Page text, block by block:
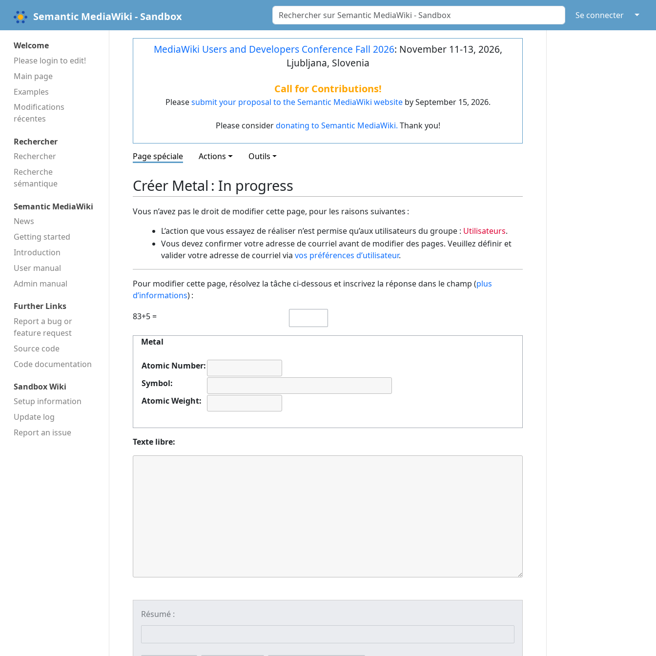
Semantic MediaWiki - Sandbox Se connecter ↓
Welcome
Please login to edit!
Main page
Examples
Modifications
récentes
Rechercher
Rechercher
Recherche
sémantique
Semantic MediaWiki
News
Getting started
Introduction
User manual
Admin manual
Further Links
Report a bug or
feature request
Source code
Code docu­mentation
Sandbox Wiki
Setup information
Update log
Report an issue
MediaWiki Users and Developers Conference Fall 2026: November 11-13, 2026,
Ljubljana, Slovenia
Call for Contributions!
Pleasesubmit your proposal to the Semantic MediaWiki websiteby September 15, 2026.
Please considerdonating to Semantic MediaWiki. Thank you!
Page spéciale Actions Outils
Créer Metal : In progress
Vous n’avez pas le droit de modifier cette page, pour les raisons suivantes :
L’action que vous essayez de réaliser n’est permise qu’aux utilisateurs du groupe : Utilisateurs.
Vous devez confirmer votre adresse de courriel avant de modifier des pages. Veuillez définir et
valider votre adresse de courriel via vos préférences d’utilisateur.
Pour modifier cette page, résolvez la tâche ci-dessous et inscrivez la réponse dans le champ (plus
d’informations) :
83+5 =
Metal
Atomic Number:
Symbol:
Atomic Weight:
Texte libre:
Résumé :